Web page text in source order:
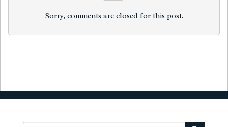
Sorry, comments are closed for this post.